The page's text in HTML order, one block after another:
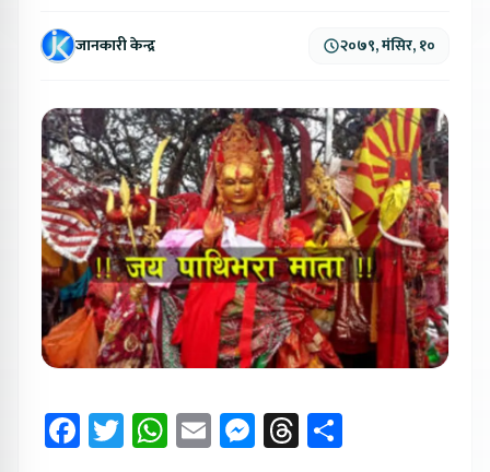
जानकारी केन्द्र २०७९, मंसिर, १०
Facebook
Twitter
WhatsApp
EmailMessenger
Threads